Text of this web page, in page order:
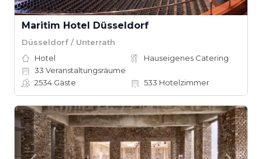
Maritim Hotel Düsseldorf
Düsseldorf / Unterrath
Hotel
Hauseigenes Catering
33 Veranstaltungsräume
2534 Gäste 533 Hotelzimmer